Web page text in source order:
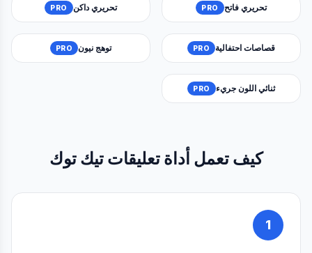
تحريري فاتح PRO تحريري داكن PRO
قصاصات احتفالية PRO توهج نيون PRO
ثنائي اللون جريء PRO
كيف تعمل أداة تعليقات تيك توك
1